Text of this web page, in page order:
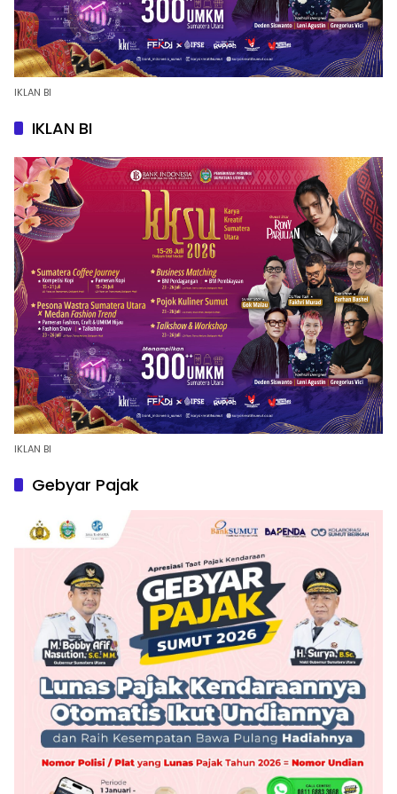
IKLAN BI
IKLAN BI
IKLAN BI
Gebyar Pajak